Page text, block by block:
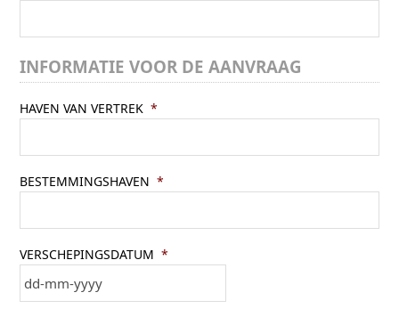
INFORMATIE VOOR DE AANVRAAG
HAVEN VAN VERTREK *
BESTEMMINGSHAVEN *
VERSCHEPINGSDATUM *